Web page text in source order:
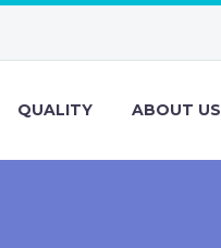
QUALITY ABOUT US